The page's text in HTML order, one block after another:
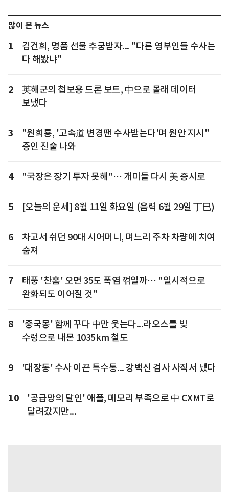
많이 본 뉴스
1
김건희, 명품 선물 추궁받자... "다른 영부인들 수사는
다 해봤냐"
2
英해군의 첩보용 드론 보트, 中으로 몰래 데이터
보냈다
3
"원희룡, '고속道 변경땐 수사받는다'며 원안 지시"
증인 진술 나와
4 "국장은 장기 투자 못해"… 개미들 다시 美 증시로
5 [오늘의 운세] 8월 11일 화요일 (음력 6월 29일 丁巳)
6
차고서 쉬던 90대 시어머니, 며느리 주차 차량에 치여
숨져
7
태풍 '찬홈' 오면 35도 폭염 꺾일까… "일시적으로
완화되도 이어질 것"
8
'중국몽' 함께 꾸다 中만 웃는다...라오스를 빚
수렁으로 내몬 1035km 철도
9 '대장동' 수사 이끈 특수통... 강백신 검사 사직서 냈다
10
'공급망의 달인' 애플, 메모리 부족으로 中 CXMT로
달려갔지만...